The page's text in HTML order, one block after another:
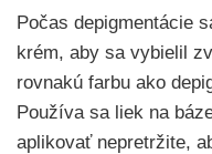
Počas depigmentácie
krém, aby sa vybielil
rovnakú farbu ako
Používa sa liek na
aplikovať nepretržite,